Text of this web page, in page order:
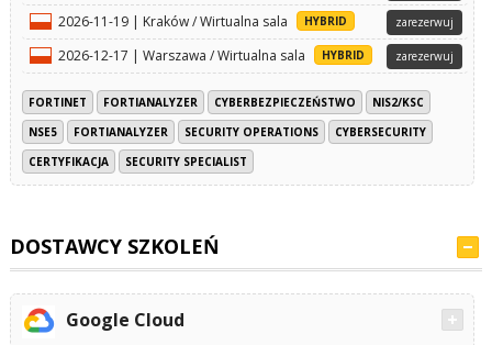
2026-11-19 | Kraków / Wirtualna sala HYBRID zarezerwuj
2026-12-17 | Warszawa / Wirtualna sala HYBRID zarezerwuj
FORTINET FORTIANALYZER CYBERBEZPIECZEŃSTWO
NIS2/KSC
NSE5
FORTIANALYZER SECURITY OPERATIONS
CYBERSECURITY
CERTYFIKACJA
SECURITY SPECIALIST
DOSTAWCY SZKOLEŃ
Google Cloud